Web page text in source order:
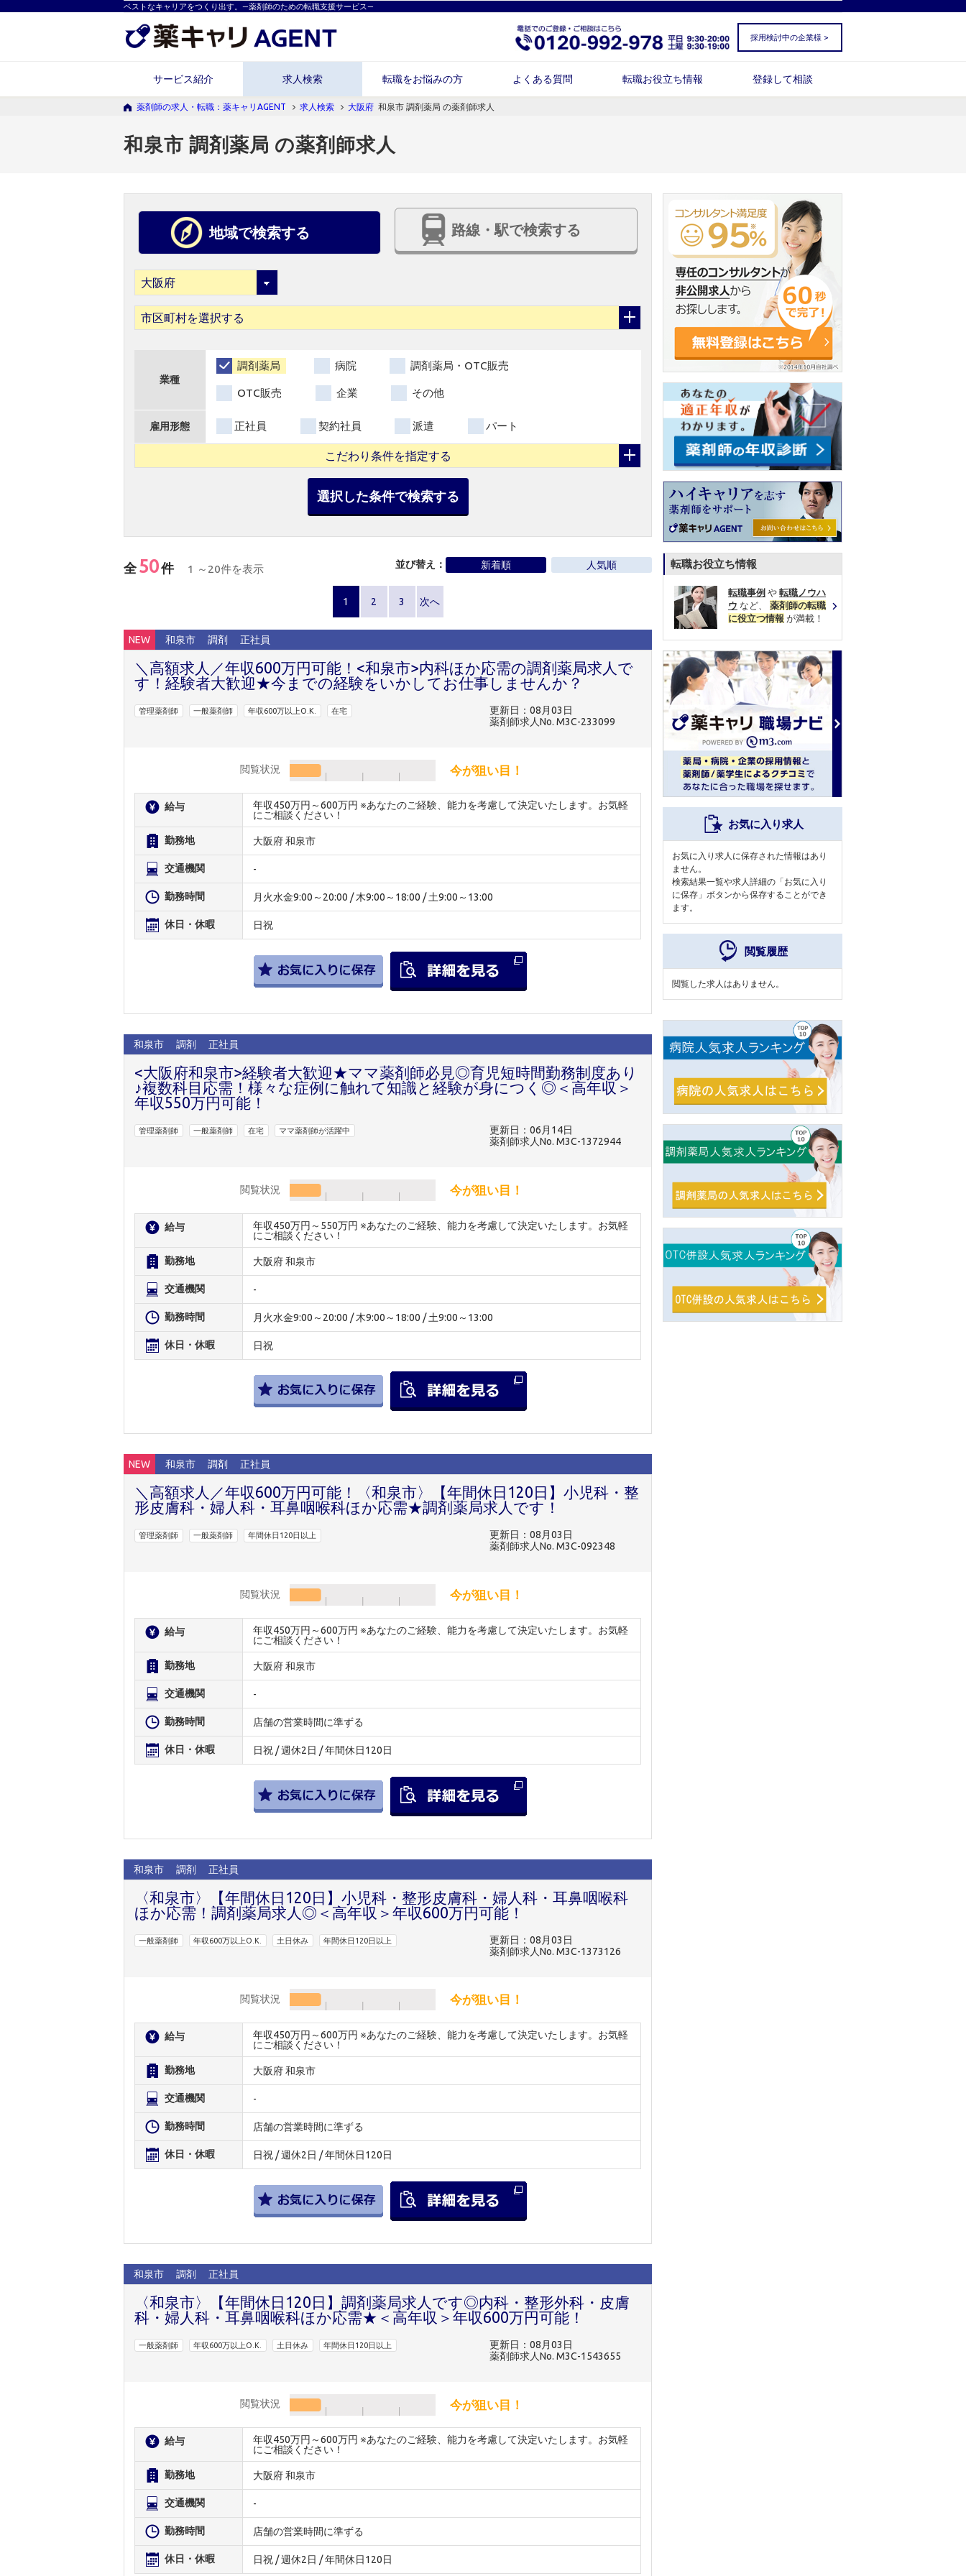
ベストなキャリアをつくり出す。―薬剤師のための転職支援サービス―
採用検討中の企業様 >
サービス紹介 求人検索 転職をお悩みの方 よくある質問 転職お役立ち情報 登録して相談
薬剤師の求人・転職：薬キャリAGENT 求人検索 大阪府 和泉市 調剤薬局 の薬剤師求人
和泉市 調剤薬局 の薬剤師求人
地域で検索する 路線・駅で検索する
市区町村を選択する
業種
調剤薬局 病院 調剤薬局・OTC販売
OTC販売 企業 その他
雇用形態 正社員 契約社員 派遣 パート
こだわり条件を指定する
選択した条件で検索する
全 50件 1 ～20件を表示 並び替え： 新着順 人気順
1 2 3 次へ
NEW 和泉市 調剤 正社員
＼高額求人／年収600万円可能！<和泉市>内科ほか応需の調剤薬局求人で
す！経験者大歓迎★今までの経験をいかしてお仕事しませんか？
管理薬剤師 一般薬剤師 年収600万以上O.K. 在宅
更新日：08月03日
薬剤師求人No. M3C-233099
閲覧状況 今が狙い目！
給与
年収450万円～600万円 ※あなたのご経験、能力を考慮して決定いたします。お気軽
にご相談ください！
勤務地 大阪府 和泉市
交通機関 -
勤務時間 月火水金9:00～20:00 / 木9:00～18:00 / 土9:00～13:00
休日・休暇 日祝
和泉市 調剤 正社員
<大阪府和泉市>経験者大歓迎★ママ薬剤師必見◎育児短時間勤務制度あり
♪複数科目応需！様々な症例に触れて知識と経験が身につく◎＜高年収＞
年収550万円可能！
管理薬剤師 一般薬剤師 在宅 ママ薬剤師が活躍中
更新日：06月14日
薬剤師求人No. M3C-1372944
閲覧状況 今が狙い目！
給与
年収450万円～550万円 ※あなたのご経験、能力を考慮して決定いたします。お気軽
にご相談ください！
勤務地 大阪府 和泉市
交通機関 -
勤務時間 月火水金9:00～20:00 / 木9:00～18:00 / 土9:00～13:00
休日・休暇 日祝
NEW 和泉市 調剤 正社員
＼高額求人／年収600万円可能！〈和泉市〉【年間休日120日】小児科・整
形皮膚科・婦人科・耳鼻咽喉科ほか応需★調剤薬局求人です！
管理薬剤師 一般薬剤師 年間休日120日以上
更新日：08月03日
薬剤師求人No. M3C-092348
閲覧状況 今が狙い目！
給与
年収450万円～600万円 ※あなたのご経験、能力を考慮して決定いたします。お気軽
にご相談ください！
勤務地 大阪府 和泉市
交通機関 -
勤務時間 店舗の営業時間に準ずる
休日・休暇 日祝 / 週休2日 / 年間休日120日
和泉市 調剤 正社員
〈和泉市〉【年間休日120日】小児科・整形皮膚科・婦人科・耳鼻咽喉科
ほか応需！調剤薬局求人◎＜高年収＞年収600万円可能！
一般薬剤師 年収600万以上O.K. 土日休み 年間休日120日以上
更新日：08月03日
薬剤師求人No. M3C-1373126
閲覧状況 今が狙い目！
給与
年収450万円～600万円 ※あなたのご経験、能力を考慮して決定いたします。お気軽
にご相談ください！
勤務地 大阪府 和泉市
交通機関 -
勤務時間 店舗の営業時間に準ずる
休日・休暇 日祝 / 週休2日 / 年間休日120日
和泉市 調剤 正社員
〈和泉市〉【年間休日120日】調剤薬局求人です◎内科・整形外科・皮膚
科・婦人科・耳鼻咽喉科ほか応需★＜高年収＞年収600万円可能！
一般薬剤師 年収600万以上O.K. 土日休み 年間休日120日以上
更新日：08月03日
薬剤師求人No. M3C-1543655
閲覧状況 今が狙い目！
給与
年収450万円～600万円 ※あなたのご経験、能力を考慮して決定いたします。お気軽
にご相談ください！
勤務地 大阪府 和泉市
交通機関 -
勤務時間 店舗の営業時間に準ずる
休日・休暇 日祝 / 週休2日 / 年間休日120日
転職お役立ち情報
転職事例 や 転職ノウハ
ウ など、 薬剤師の転職
に役立つ情報 が満載！
お気に入り求人
お気に入り求人に保存された情報はあり
ません。
検索結果一覧や求人詳細の「お気に入り
に保存」ボタンから保存することができ
ます。
閲覧履歴
閲覧した求人はありません。